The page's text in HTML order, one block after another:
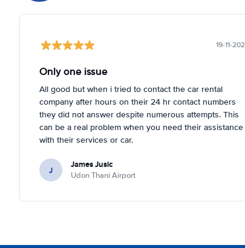
19-11-
Only one issue
All good but when i tried to contact the car rental
company after hours on their 24 hr contact numbers
they did not answer despite numerous attempts. This
can be a real problem when you need their assistance
with their services or car.
J James Jusic
Udon Thani Airport